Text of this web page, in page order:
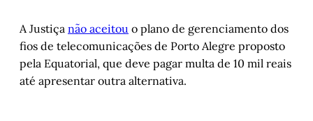
A Justiça não aceitou o plano de gerenciamento dos
fios de telecomunicações de Porto Alegre proposto
pela Equatorial, que deve pagar multa de 10 mil reais
até apresentar outra alternativa.